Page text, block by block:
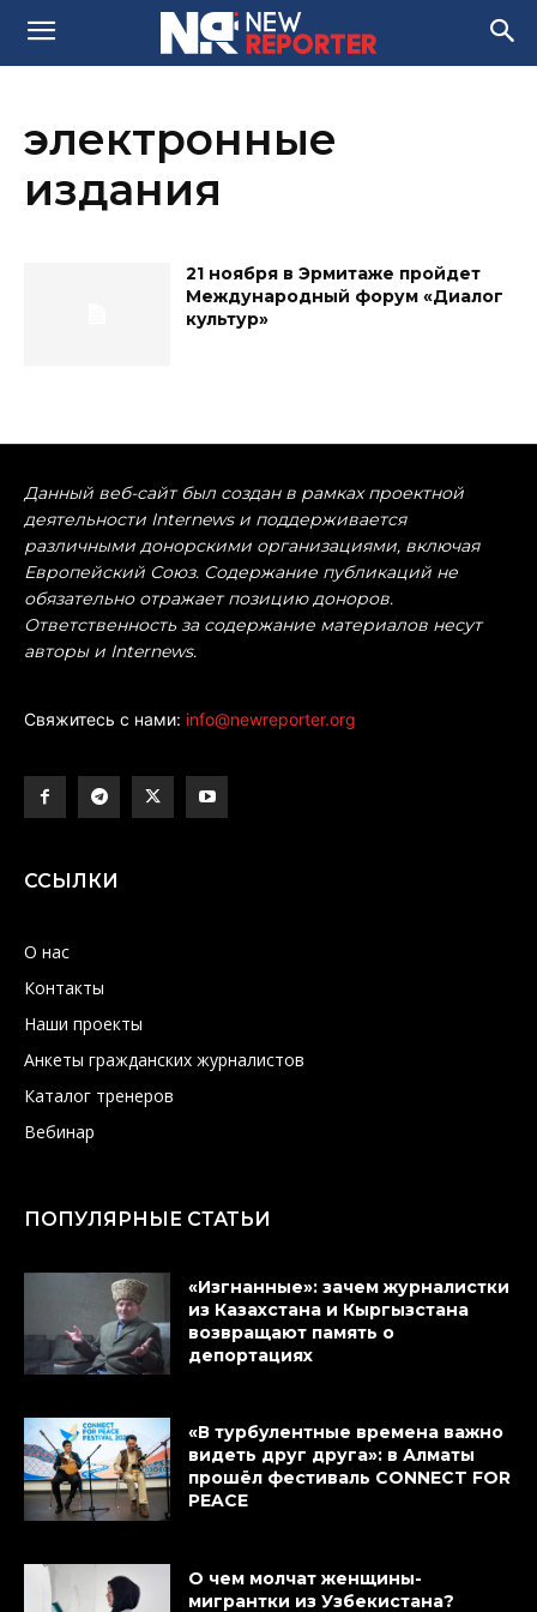
электронные
издания
21 ноября в Эрмитаже пройдет
Международный форум «Диалог
культур»
Данный веб-сайт был создан в рамках проектной
деятельности Internews и поддерживается
различными донорскими организациями, включая
Европейский Союз. Содержание публикаций не
обязательно отражает позицию доноров.
Ответственность за содержание материалов несут
авторы и Internews.
Свяжитесь с нами: info@newreporter.org
ССЫЛКИ
О нас
Контакты
Наши проекты
Анкеты гражданских журналистов
Каталог тренеров
Вебинар
ПОПУЛЯРНЫЕ СТАТЬИ
«Изгнанные»: зачем журналистки
из Казахстана и Кыргызстана
возвращают память о
депортациях
«В турбулентные времена важно
видеть друг друга»: в Алматы
прошёл фестиваль CONNECT FOR
PEACE
О чем молчат женщины-
мигрантки из Узбекистана?